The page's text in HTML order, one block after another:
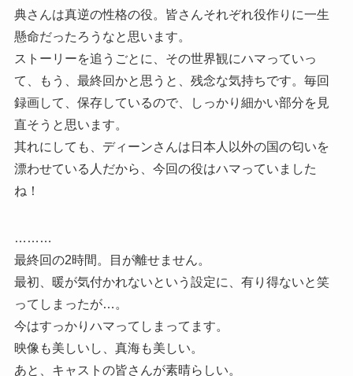
典さんは真逆の性格の役。皆さんそれぞれ役作りに一生
懸命だったろうなと思います。
ストーリーを追うごとに、その世界観にハマっていっ
て、もう、最終回かと思うと、残念な気持ちです。毎回
録画して、保存しているので、しっかり細かい部分を見
直そうと思います。
其れにしても、ディーンさんは日本人以外の国の匂いを
漂わせている人だから、今回の役はハマっていました
ね！
………
最終回の2時間。目が離せません。
最初、暖が気付かれないという設定に、有り得ないと笑
ってしまったが…。
今はすっかりハマってしまってます。
映像も美しいし、真海も美しい。
あと、キャストの皆さんが素晴らしい。